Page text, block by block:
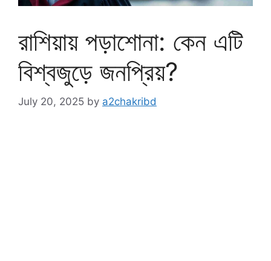
রাশিয়ায় পড়াশোনা: কেন এটি
বিশ্বজুড়ে জনপ্রিয়?
July 20, 2025 by a2chakribd